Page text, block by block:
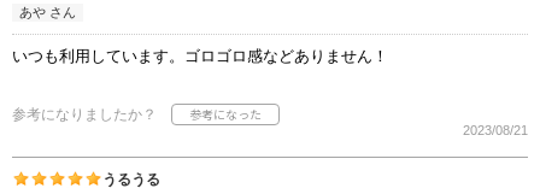
あや さん
いつも利用しています。ゴロゴロ感などありません！
参考になりましたか？
2023/08/21
うるうる